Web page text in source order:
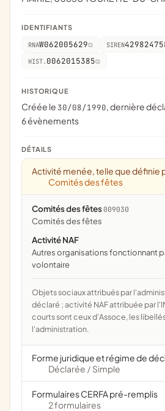
IDENTIFIANTS
RNAW062005629 SIREN
HIST. 0062015385
HISTORIQUE
Créée le 30/08/1990, dernière
6 évènements
DÉTAILS
Activité menée, telle que définie
Comités des fêtes
Comités des fêtes 009030
comités des fêtes
Activité NAF
Autres organisations fonctionnant
volontaire
Objets sociaux attribués par l'administration d'après l'objet
déclaré ; activité NAF attribuée par
courts sont ceux d'Assoce, les
l'administration.
Forme juridique et régime de
Déclarée / Simple
Formulaires CERFA pré-remplis
2 formulaires